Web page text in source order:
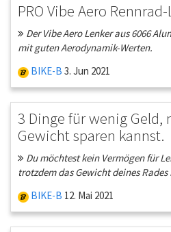
PRO Vibe Aero
Der Vibe Aero Lenker aus 6066
mit guten Aerodynamik-Werten.
BIKE-B 3. Jun 2021
3 Dinge für wenig Geld,
Gewicht sparen kannst.
Du möchtest kein Vermögen für
trotzdem das Gewicht deines Rades
BIKE-B 12. Mai 2021